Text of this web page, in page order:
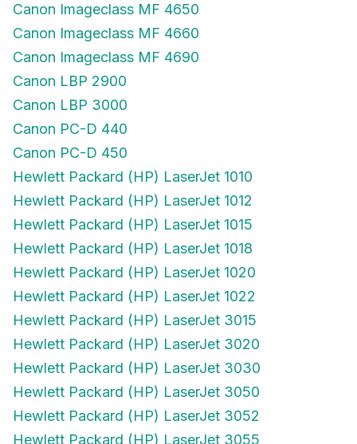
Canon Imageclass MF 4650
Canon Imageclass MF 4660
Canon Imageclass MF 4690
Canon LBP 2900
Canon LBP 3000
Canon PC-D 440
Canon PC-D 450
Hewlett Packard (HP) LaserJet 1010
Hewlett Packard (HP) LaserJet 1012
Hewlett Packard (HP) LaserJet 1015
Hewlett Packard (HP) LaserJet 1018
Hewlett Packard (HP) LaserJet 1020
Hewlett Packard (HP) LaserJet 1022
Hewlett Packard (HP) LaserJet 3015
Hewlett Packard (HP) LaserJet 3020
Hewlett Packard (HP) LaserJet 3030
Hewlett Packard (HP) LaserJet 3050
Hewlett Packard (HP) LaserJet 3052
Hewlett Packard (HP) LaserJet 3055